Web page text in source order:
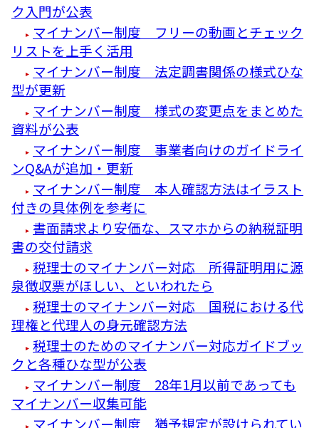
ク入門が公表
マイナンバー制度 フリーの動画とチェック
リストを上手く活用
マイナンバー制度 法定調書関係の様式ひな
型が更新
マイナンバー制度 様式の変更点をまとめた
資料が公表
マイナンバー制度 事業者向けのガイドライ
ンQ&Aが追加・更新
マイナンバー制度 本人確認方法はイラスト
付きの具体例を参考に
書面請求より安価な、スマホからの納税証明
書の交付請求
税理士のマイナンバー対応 所得証明用に源
泉徴収票がほしい、といわれたら
税理士のマイナンバー対応 国税における代
理権と代理人の身元確認方法
税理士のためのマイナンバー対応ガイドブッ
クと各種ひな型が公表
マイナンバー制度 28年1月以前であっても
マイナンバー収集可能
マイナンバー制度 猶予規定が設けられてい